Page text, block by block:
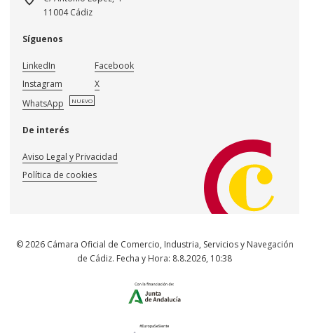
11004 Cádiz
Síguenos
LinkedIn
Instagram
WhatsApp
NUEVO
Facebook
X
De interés
Aviso Legal y Privacidad
Política de cookies
© 2026 Cámara Oficial de Comercio, Industria, Servicios y Navegación
de Cádiz. Fecha y Hora: 8.8.2026, 10:38